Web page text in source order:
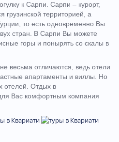
к Сарпи. Сарпи – курорт,
грузинской территорией, а
то есть одновременно Вы
стран. В Сарпи Вы можете
горы и понырять со скалы в
не весьма отличаются, ведь отели
апартаменты и виллы. Но
отелей. Отдых в
Вас комфортным компания